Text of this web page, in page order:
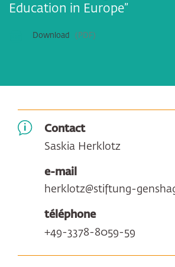
Education in Europe”
Download PDF
Contact
Saskia Herklotz
e-mail
herklotz@stiftung-
téléphone
+49-3378-8059-59